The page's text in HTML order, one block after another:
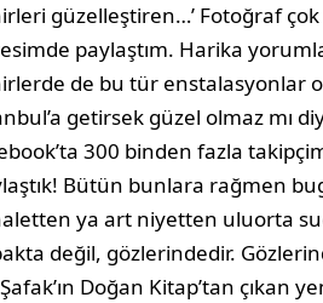
güzelleştiren…’ Fotoğraf
paylaştım. Harika
de bu tür enstalasyonlar
getirsek güzel olmaz mı
300 binden fazla
Bütün bunlara rağmen
ya art niyetten uluorta
değil, gözlerindedir.
Doğan Kitap’tan çıkan